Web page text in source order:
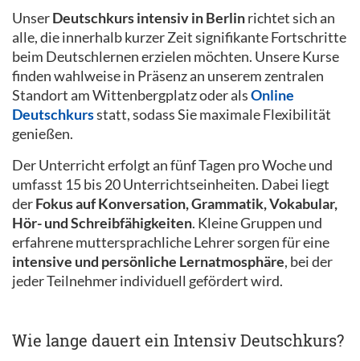
UnserDeutschkurs intensiv in Berlinrichtet sich an
alle, die innerhalb kurzer Zeit signifikante Fortschritte
beim Deutschlernen erzielen möchten. Unsere Kurse
finden wahlweise in Präsenz an unserem zentralen
Standort am Wittenbergplatz oder alsOnline
Deutschkursstatt, sodass Sie maximale Flexibilität
genießen.
Der Unterricht erfolgt an fünf Tagen pro Woche und
umfasst 15 bis 20 Unterrichtseinheiten. Dabei liegt
derFokus auf Konversation, Grammatik, Vokabular,
Hör- und Schreibfähigkeiten. Kleine Gruppen und
erfahrene muttersprachliche Lehrer sorgen für eine
intensive und persönliche Lernatmosphäre, bei der
jeder Teilnehmer individuell gefördert wird.
Wie lange dauert ein Intensiv Deutschkurs?